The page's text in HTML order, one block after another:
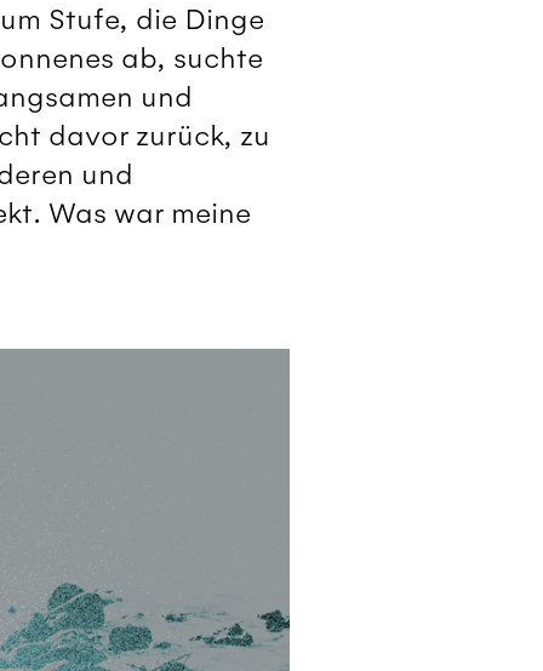
Stufe, die Dinge
ab, suchte
und
davor zurück, zu
und
Was war meine